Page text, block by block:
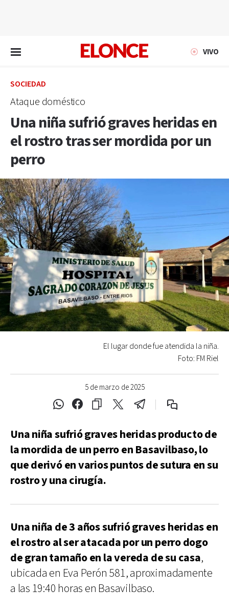
VIVO
SOCIEDAD
Ataque doméstico
Una niña sufrió graves heridas en
el rostro tras ser mordida por un
perro
5 de marzo de 2025
El lugar donde fue atendida la niña.
Foto: FM Riel
Una niña sufrió graves heridas producto de
la mordida de un perro en Basavilbaso, lo
que derivó en varios puntos de sutura en su
rostro y una cirugía.
Una niña de 3 años sufrió graves heridas en
el rostro al ser atacada por un perro dogo
de gran tamaño en la vereda de su casa,
ubicada en Eva Perón 581, aproximadamente
a las 19:40 horas en Basavilbaso.